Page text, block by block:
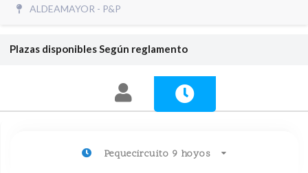
ALDEAMAYOR - P&P
Plazas disponiblesSegún reglamento
Pequecircuito 9 hoyos